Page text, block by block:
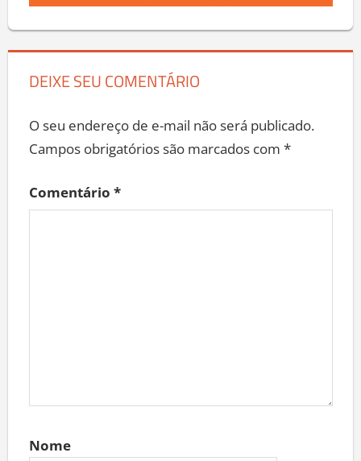
DEIXE SEU COMENTÁRIO
O seu endereço de e-mail não será publicado.
Campos obrigatórios são marcados com *
Comentário *
Nome